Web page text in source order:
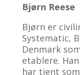
Bjørn Reese
Bjørn er
Systematic,
Denmark
etablere.
har tjent